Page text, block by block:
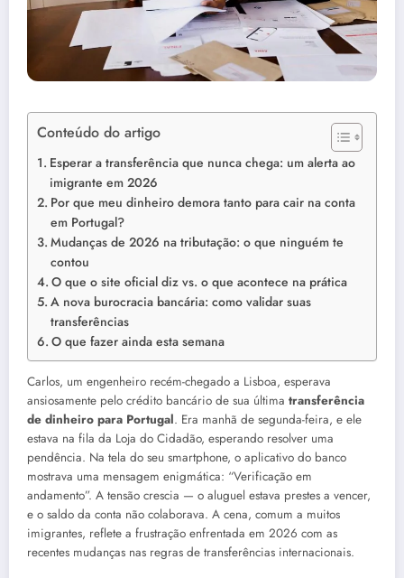
Conteúdo do artigo
Esperar a transferência que nunca chega: um alerta ao
imigrante em 2026
Por que meu dinheiro demora tanto para cair na conta
em Portugal?
Mudanças de 2026 na tributação: o que ninguém te
contou
O que o site oficial diz vs. o que acontece na prática
A nova burocracia bancária: como validar suas
transferências
O que fazer ainda esta semana
Carlos, um engenheiro recém-chegado a Lisboa, esperava
ansiosamente pelo crédito bancário de sua última transferência
de dinheiro para Portugal. Era manhã de segunda-feira, e ele
estava na fila da Loja do Cidadão, esperando resolver uma
pendência. Na tela do seu smartphone, o aplicativo do banco
mostrava uma mensagem enigmática: “Verificação em
andamento”. A tensão crescia — o aluguel estava prestes a vencer,
e o saldo da conta não colaborava. A cena, comum a muitos
imigrantes, reflete a frustração enfrentada em 2026 com as
recentes mudanças nas regras de transferências internacionais.